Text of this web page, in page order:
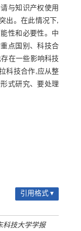
与知识产权使用
出。在此情况下,
性和必要性。中
点国别、科技合
在一些影响科技
科技合作,应从整
式研究、要处理
引用格式 ▾
科技大学学报